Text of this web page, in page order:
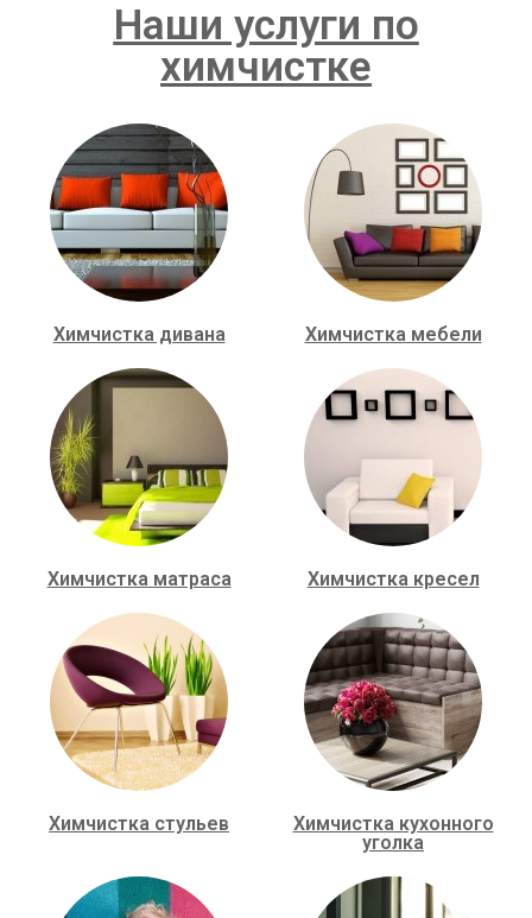
Наши услуги по
химчистке
Химчистка дивана Химчистка мебели
Химчистка матраса Химчистка кресел
Химчистка стульев
Химчистка кухонного
уголка